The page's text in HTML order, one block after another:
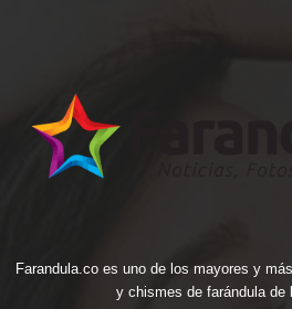
Farandula.co es uno de los mayores y
y chismes de farándula de